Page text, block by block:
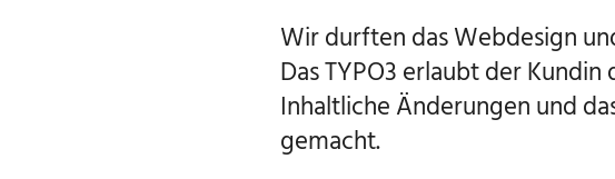
Wir durften das Webdesign
Das TYPO3 erlaubt der
Inhaltliche Änderungen und
gemacht.